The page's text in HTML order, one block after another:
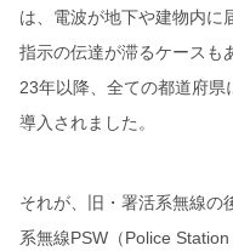
は、電波が地下や建物内に
指示の伝達が滞るケースも
23年以降、全ての都道府
導入されました。
それが、旧・署活系無線の
系無線PSW（Police